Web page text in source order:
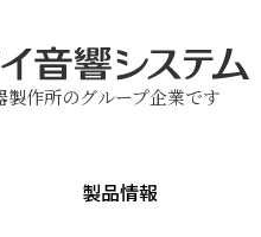
作所のグループ企業です
製品情報